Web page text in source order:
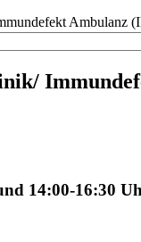
Ambulanz
14:00-16:30